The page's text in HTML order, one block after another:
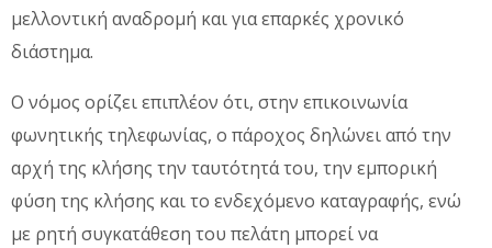
μελλοντική αναδρομή και για επαρκές χρονικό
διάστημα.
Ο νόμος ορίζει επιπλέον ότι, στην επικοινωνία
φωνητικής τηλεφωνίας, ο πάροχος δηλώνει από την
αρχή της κλήσης την ταυτότητά του, την εμπορική
φύση της κλήσης και το ενδεχόμενο καταγραφής, ενώ
με ρητή συγκατάθεση του πελάτη μπορεί να